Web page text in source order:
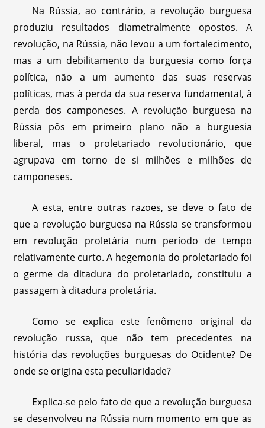
Na Rússia, ao contrário, a revolução burguesa
produziu resultados diametralmente opostos. A
revolução, na Rússia, não levou a um fortalecimento,
mas a um debilitamento da burguesia como força
política, não a um aumento das suas reservas
políticas, mas à perda da sua reserva fundamental, à
perda dos camponeses. A revolução burguesa na
Rússia pôs em primeiro plano não a burguesia
liberal, mas o proletariado revolucionário, que
agrupava em torno de si milhões e milhões de
camponeses.
A esta, entre outras razoes, se deve o fato de
que a revolução burguesa na Rússia se transformou
em revolução proletária num período de tempo
relativamente curto. A hegemonia do proletariado foi
o germe da ditadura do proletariado, constituiu a
passagem à ditadura proletária.
Como se explica este fenômeno original da
revolução russa, que não tem precedentes na
história das revoluções burguesas do Ocidente? De
onde se origina esta peculiaridade?
Explica-se pelo fato de que a revolução burguesa
se desenvolveu na Rússia num momento em que as